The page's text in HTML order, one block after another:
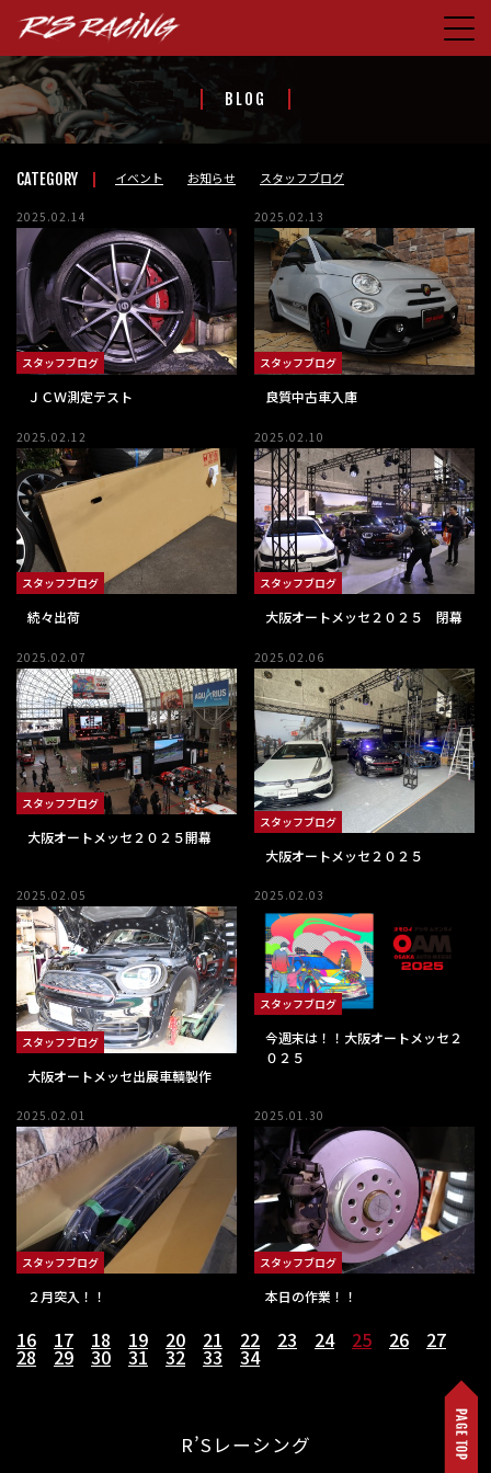
HOME
CONCEPT
PRODUCTS
STORE
BLOG
ABOUT US
CONTACT
FACEBOOK
BLOG
CATEGORY イベント お知らせ スタッフブログ
2025.02.14
スタッフブログ
ＪＣＷ測定テスト
2025.02.13
スタッフブログ
良質中古車入庫
2025.02.12
スタッフブログ
続々出荷
2025.02.10
スタッフブログ
大阪オートメッセ２０２５ 閉幕
2025.02.07
スタッフブログ
大阪オートメッセ２０２５開幕
2025.02.06
スタッフブログ
大阪オートメッセ２０２５
2025.02.05
スタッフブログ
大阪オートメッセ出展車輌製作
2025.02.03
スタッフブログ
今週末は！！大阪オートメッセ２
０２５
2025.02.01
スタッフブログ
２月突入！！
2025.01.30
スタッフブログ
本日の作業！！
16 17 18 19 20 21 22 23 24 25 26 27
28 29 30 31 32 33 34
R’Sレーシング